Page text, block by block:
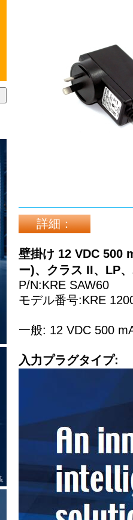
詳細：
壁掛け 12 VDC 500
ー)、クラス II、LP
P/N:KRE SAW60
モデル番号:KRE
一般: 12 VDC 500
入力プラグタイプ: